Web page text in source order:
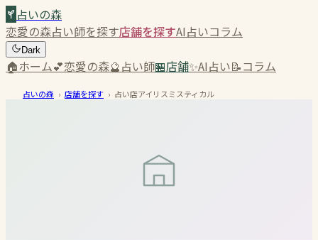
占いの森
恋愛の森占い師を探す店舗を探すAI占いコラム
Dark
🏠ホーム💕恋愛の森🔮占い師🏪店舗✨AI占い📝コラム
占いの森 › 店舗を探す › 占い店アイリスミスティカル